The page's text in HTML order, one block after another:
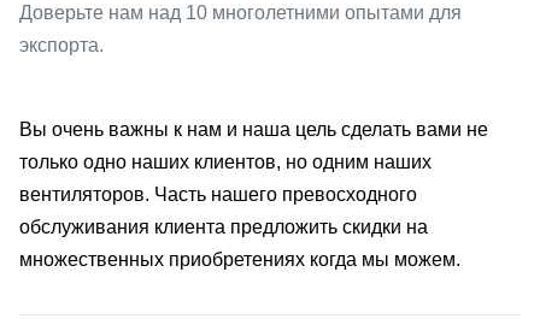
Доверьте нам над 10 многолетними опытами для
экспорта.
Вы очень важны к нам и наша цель сделать вами не
только одно наших клиентов, но одним наших
вентиляторов. Часть нашего превосходного
обслуживания клиента предложить скидки на
множественных приобретениях когда мы можем.